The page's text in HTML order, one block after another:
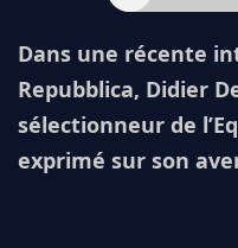
Dans une récente
Repubblica, Didier
sélectionneur de
exprimé sur son